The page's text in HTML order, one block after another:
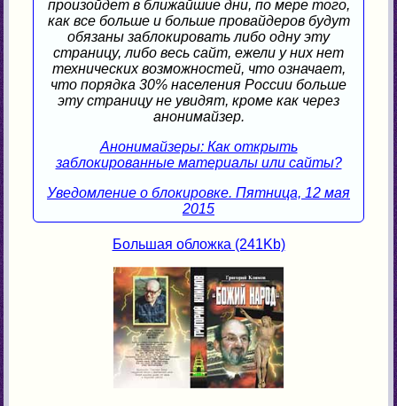
произойдет в ближайшие дни, по мере того,
как все больше и больше провайдеров будут
обязаны заблокировать либо одну эту
страницу, либо весь сайт, ежели у них нет
технических возможностей, что означает,
что порядка 30% населения России больше
эту страницу не увидят, кроме как через
анонимайзер.
Анонимайзеры: Как открыть
заблокированные материалы или сайты?
Уведомление о блокировке. Пятница, 12 мая
2015
Большая обложка (241Kb)